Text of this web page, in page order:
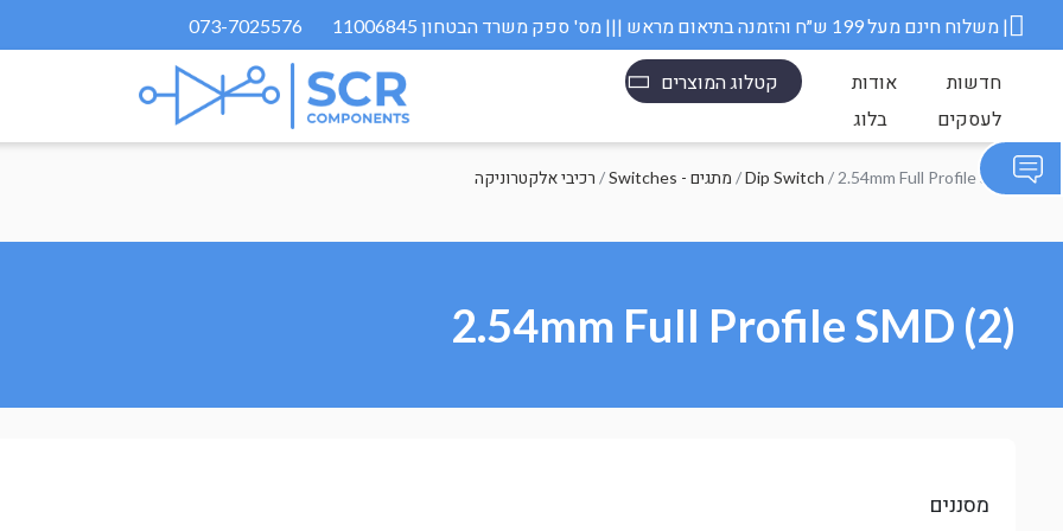
073-7025576 משלוח חינם מעל 199 ש״ח והזמנה בתיאום מראש ||| מס' ספק משרד הבטחון 11006845 |
קטלוג המוצרים אודות
חדשות
בלוג
לעסקים
רכיבי אלקטרוניקה / Switches - מתגים /Dip Switch / 2.54mm Full Profile SMD
2.54mm Full Profile SMD (2)
מסננים